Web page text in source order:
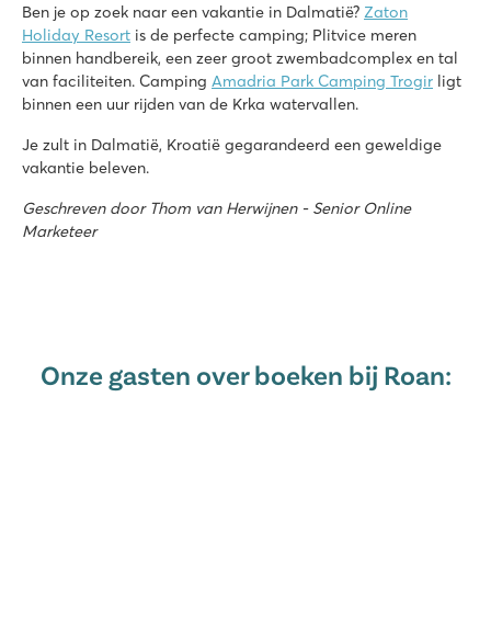
Ben je op zoek naar een vakantie in Dalmatië? Zaton
Holiday Resort is de perfecte camping; Plitvice meren
binnen handbereik, een zeer groot zwembadcomplex en tal
van faciliteiten. Camping Amadria Park Camping Trogir ligt
binnen een uur rijden van de Krka watervallen.
Je zult in Dalmatië, Kroatië gegarandeerd een geweldige
vakantie beleven.
Geschreven door Thom van Herwijnen - Senior Online
Marketeer
Onze gasten over boeken bij Roan: